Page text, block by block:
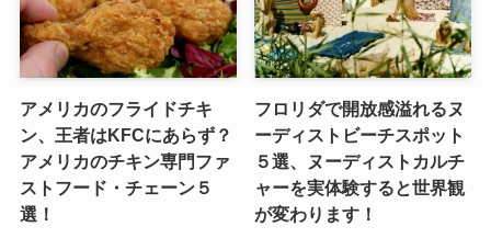
アメリカのフライドチキ
ン、王者はKFCにあらず？
アメリカのチキン専門ファ
ストフード・チェーン５
選！
フロリダで開放感溢れるヌ
ーディストビーチスポット
５選、ヌーディストカルチ
ャーを実体験すると世界観
が変わります！